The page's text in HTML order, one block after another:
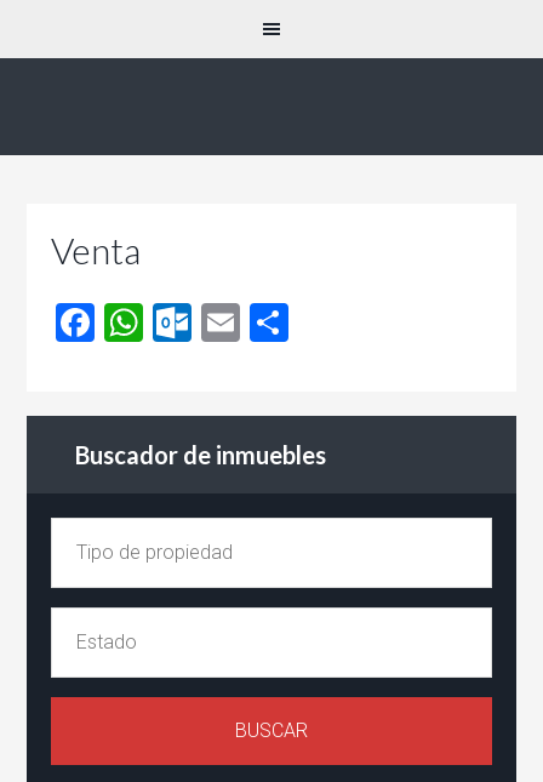
Venta
Facebook
WhatsApp
Outlook.com
Email
Buscador de inmuebles